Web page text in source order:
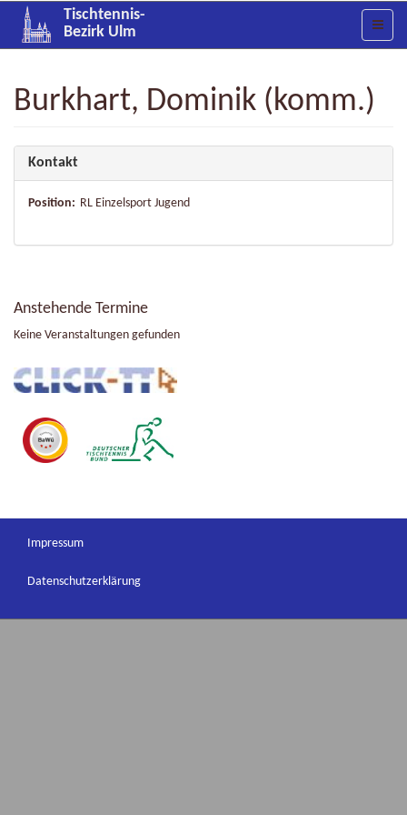
Tischtennis-
Bezirk Ulm
Burkhart, Dominik (komm.)
Kontakt
Position: RL Einzelsport Jugend
Anstehende Termine
Keine Veranstaltungen gefunden
Impressum
Datenschutzerklärung